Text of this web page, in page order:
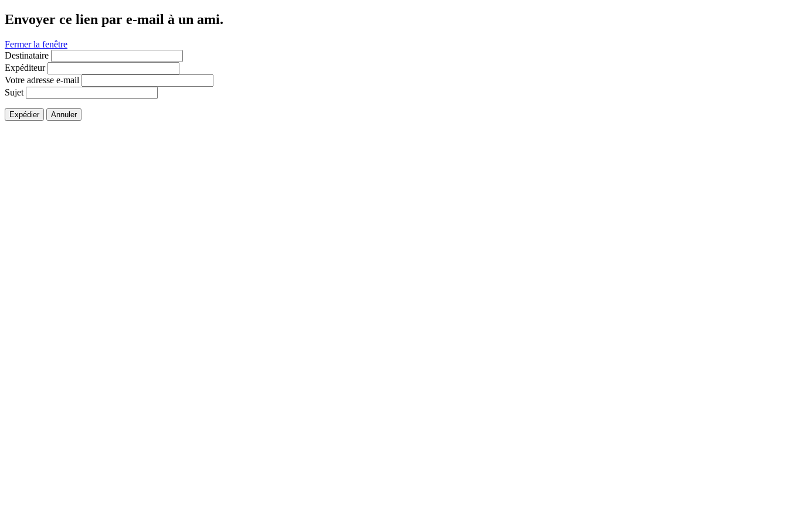
Envoyer ce lien par e-mail à un ami.
Fermer la fenêtre
Destinataire
Expéditeur
Votre adresse e-mail
Sujet
Expédier Annuler